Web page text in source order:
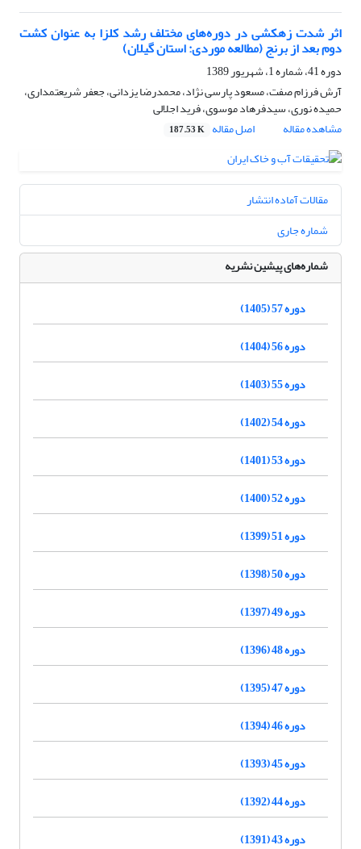
اثر شدت زهکشی در دوره‌های مختلف رشد کلزا به عنوان کشت
دوم بعد از برنج (مطالعه موردی: استان گیلان)
دوره 41، شماره 1، شهریور 1389
آرش فرزام صفت، مسعود پارسی نژاد، محمدرضا یزدانی، جعفر شریعتمداری،
حمیده نوری، سیدفرهاد موسوی، فرید اجلالی
مشاهده مقاله
اصل مقاله 187.53 K
مقالات آماده انتشار
شماره جاری
شماره‌های پیشین نشریه
دوره 57 (1405)
دوره 56 (1404)
دوره 55 (1403)
دوره 54 (1402)
دوره 53 (1401)
دوره 52 (1400)
دوره 51 (1399)
دوره 50 (1398)
دوره 49 (1397)
دوره 48 (1396)
دوره 47 (1395)
دوره 46 (1394)
دوره 45 (1393)
دوره 44 (1392)
دوره 43 (1391)